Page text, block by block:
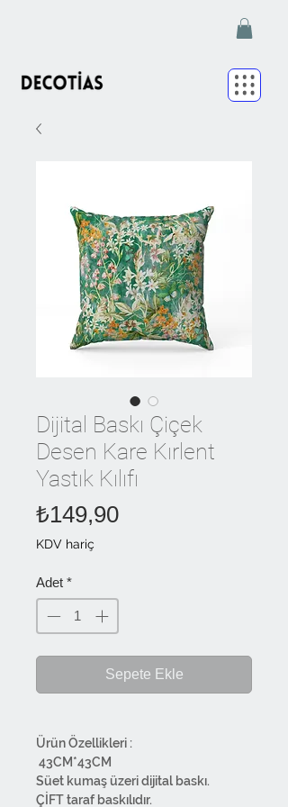
Dijital Baskı Çiçek
Desen Kare Kırlent
Yastık Kılıfı
₺149,90Fiyat
KDV hariç
Adet *
Sepete Ekle
Ürün Özellikleri :
43CM*43CM
Süet kumaş üzeri dijital baskı.
ÇİFT taraf baskılıdır.